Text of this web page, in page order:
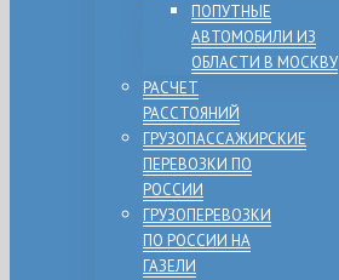
ПОПУТНЫЕ
АВТОМОБИЛИ ИЗ
ОБЛАСТИ В МОСКВУ
РАСЧЕТ
РАССТОЯНИЙ
ГРУЗОПАССАЖИРСКИЕ
ПЕРЕВОЗКИ ПО
РОССИИ
ГРУЗОПЕРЕВОЗКИ
ПО РОССИИ НА
ГАЗЕЛИ